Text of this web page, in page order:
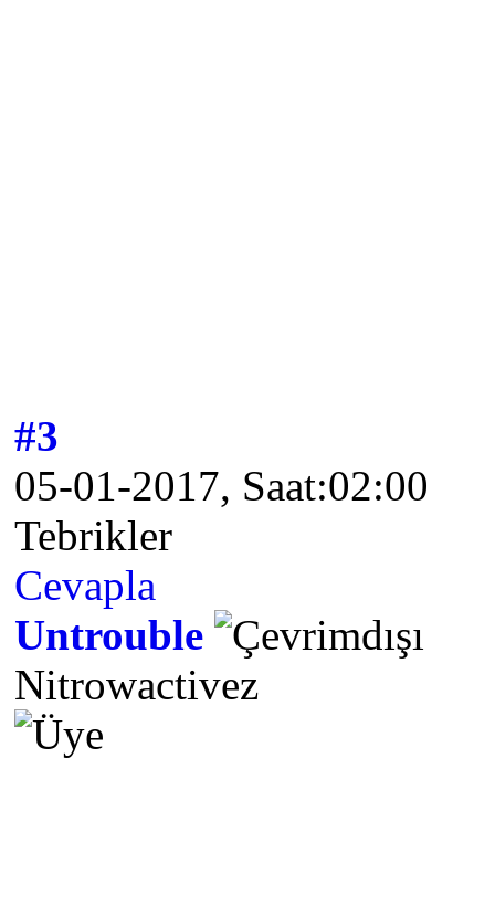
#3
05-01-2017, Saat:02:00
Tebrikler
Cevapla
Untrouble
Nitrowactivez